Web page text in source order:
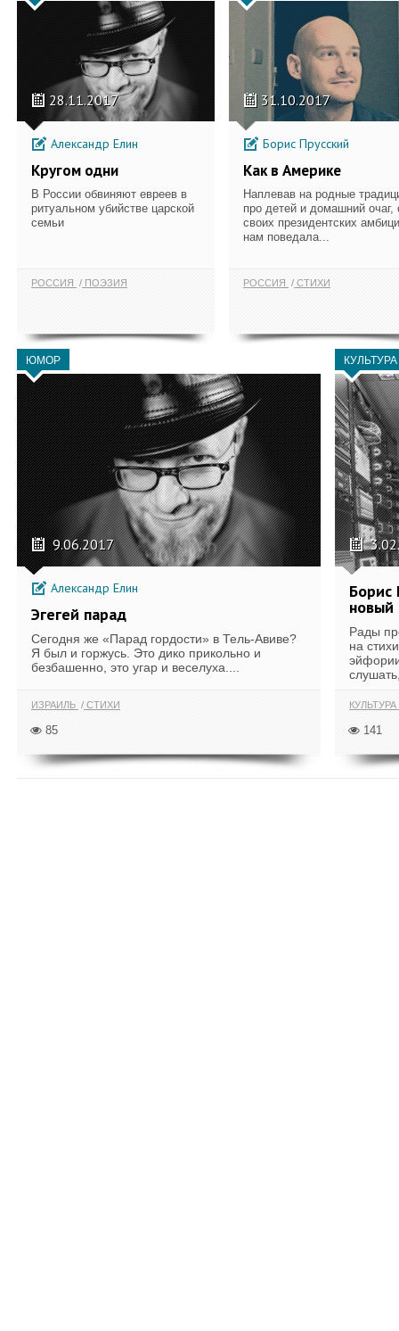
28.11.2017
Александр Елин
Кругом одни
В России обвиняют евреев в
ритуальном убийстве царской
семьи
РОССИЯ ПОЭЗИЯ
31.10.2017
Борис Прусский
Как в Америке
Наплевав на родные
про детей и домашний очаг,
своих президентских
нам поведала...
РОССИЯ СТИХИ
ЮМОР
9.06.2017
Александр Елин
Эгегей парад
Сегодня же «Парад гордости» в Тель-Авиве?
Я был и горжусь. Это дико прикольно и
безбашенно, это угар и веселуха....
ИЗРАИЛЬ СТИХИ
85
КУЛЬТУРА
Борис
новый
Рады
на
КУЛЬТУРА
141